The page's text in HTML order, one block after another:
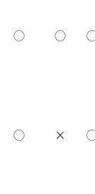
◯ ◯
◯ ×